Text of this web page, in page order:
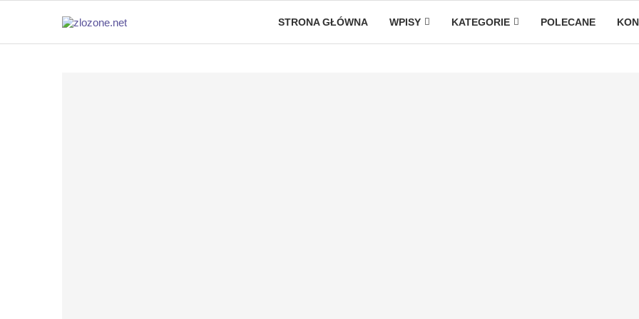
STRONA GŁÓWNA WPISY KATEGORIE POLECANE